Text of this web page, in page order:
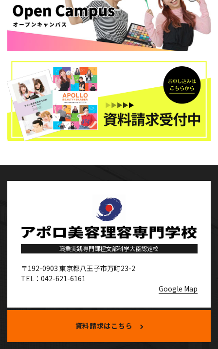
職業実践専門課程文部科学大臣認定校
〒192-0903 東京都八王子市万町23-2
TEL：042-621-6161
Google Map
資料請求はこちら